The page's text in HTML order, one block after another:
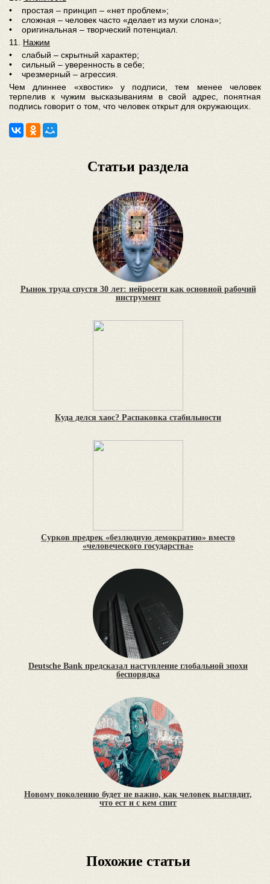
• простая – принцип – «нет проблем»;
• сложная – человек часто «делает из мухи слона»;
• оригинальная – творческий потенциал.
11. Нажим
• слабый – скрытный характер;
• сильный – уверенность в себе;
• чрезмерный – агрессия.
Чем длиннее «хвостик» у подписи, тем менее человек
терпелив к чужим высказываниям в свой адрес, понятная
подпись говорит о том, что человек открыт для окружающих.
Статьи раздела
Рынок труда спустя 30 лет: нейросети как основной рабочий
инструмент
Куда делся хаос? Распаковка стабильности
Сурков предрек «безлюдную демократию» вместо
«человеческого государства»
Deutsche Bank предсказал наступление глобальной эпохи
беспорядка
Новому поколению будет не важно, как человек выглядит,
что ест и с кем спит
Похожие статьи